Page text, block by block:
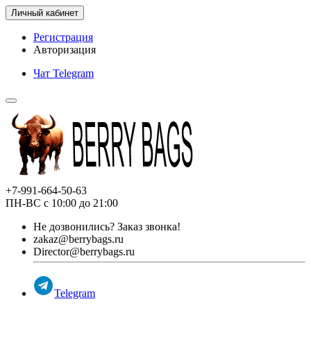
Личный кабинет
Регистрация
Авторизация
Чат Telegram
+7-991-664-50-63
ПН-ВС с 10:00 до 21:00
Не дозвонились? Заказ звонка!
zakaz@berrybags.ru
Director@berrybags.ru
Telegram